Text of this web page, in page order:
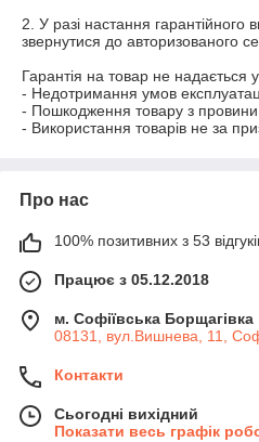
2. У разі настання гарантійного
звернутися до авторизованого
Гарантія на товар не надається
- Недотримання умов
- Пошкодження товару з
- Використання товарів не за
Про нас
100% позитивних з 53
Працює з 05.12.2018
м. Софіївська Борщагівка
08131, вул.Вишнева, 11,
Контакти
Сьогодні вихідний
Показати весь графік